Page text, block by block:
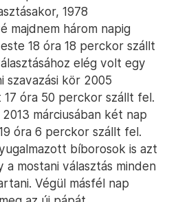
1978
majdnem három napig
18 óra 18 perckor szállt
elég volt egy
szavazási kör 2005
óra 50 perckor szállt fel.
márciusában két nap
óra 6 perckor szállt fel.
bíborosok is azt
mostani választás minden
Végül másfél nap